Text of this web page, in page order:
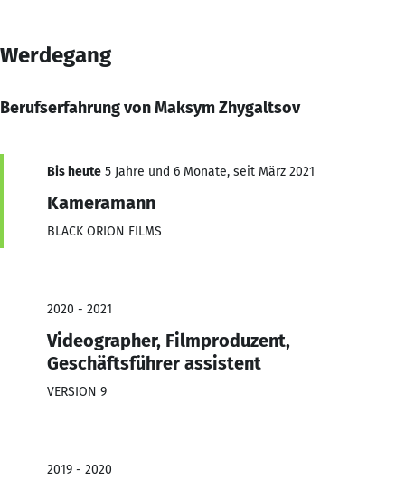
Werdegang
Berufserfahrung von Maksym Zhygaltsov
Bis heute 5 Jahre und 6 Monate, seit März 2021
Kameramann
BLACK ORION FILMS
2020 - 2021
Videographer, Filmproduzent,
Geschäftsführer assistent
VERSION 9
2019 - 2020